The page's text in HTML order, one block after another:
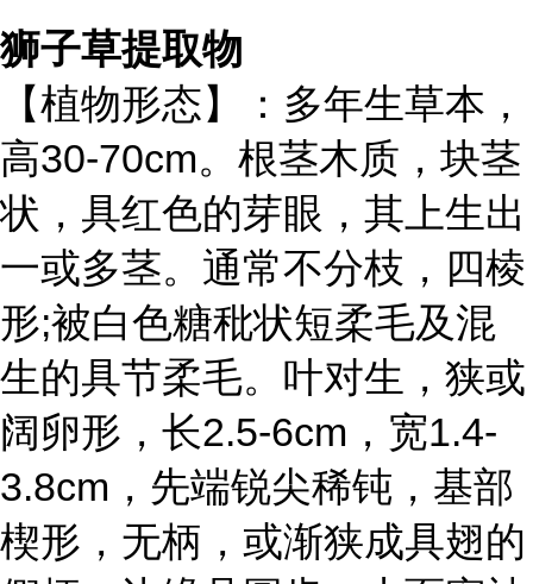
狮子草提取物
【植物形态】：多年生草本，
高30-70cm。根茎木质，块茎
状，具红色的芽眼，其上生出
一或多茎。通常不分枝，四棱
形;被白色糖秕状短柔毛及混
生的具节柔毛。叶对生，狭或
阔卵形，长2.5-6cm，宽1.4-
3.8cm，先端锐尖稀钝，基部
楔形，无柄，或渐狭成具翅的